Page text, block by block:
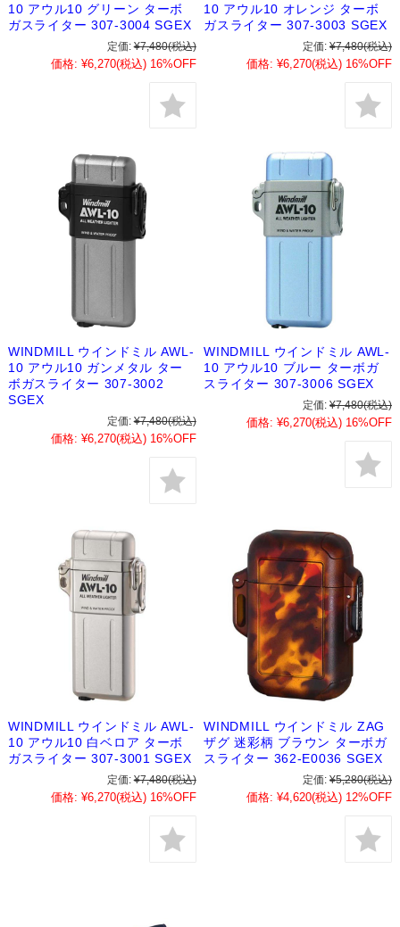
10 アウル10 グリーン ターボ
ガスライター 307-3004 SGEX
定価: ¥7,480(税込)
価格: ¥6,270(税込) 16%OFF
10 アウル10 オレンジ ターボ
ガスライター 307-3003 SGEX
定価: ¥7,480(税込)
価格: ¥6,270(税込) 16%OFF
WINDMILL ウインドミル AWL-
10 アウル10 ガンメタル ター
ボガスライター 307-3002
SGEX
定価: ¥7,480(税込)
価格: ¥6,270(税込) 16%OFF
WINDMILL ウインドミル AWL-
10 アウル10 ブルー ターボガ
スライター 307-3006 SGEX
定価: ¥7,480(税込)
価格: ¥6,270(税込) 16%OFF
WINDMILL ウインドミル AWL-
10 アウル10 白ベロア ターボ
ガスライター 307-3001 SGEX
定価: ¥7,480(税込)
価格: ¥6,270(税込) 16%OFF
WINDMILL ウインドミル ZAG
ザグ 迷彩柄 ブラウン ターボガ
スライター 362-E0036 SGEX
定価: ¥5,280(税込)
価格: ¥4,620(税込) 12%OFF